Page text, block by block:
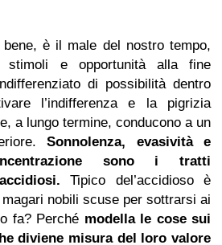
bene, è il male del nostro tempo,
stimoli e opportunità alla fine
di possibilità dentro
l’indifferenza e la pigrizia
a lungo termine, conducono a un
Sonnolenza, evasività e
sono i tratti
Tipico del’accidioso è
nobili scuse per sottrarsi ai
fa? Perché modella le cose sui
diviene misura del loro valore